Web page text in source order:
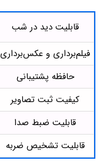
قابلیت دید در شب
فیلم‌برداری و عکس‌برداری
حافظه پشتیبانی
کیفیت ثبت تصاویر
قابلیت ضبط صدا
قابلیت تشخیص ضربه